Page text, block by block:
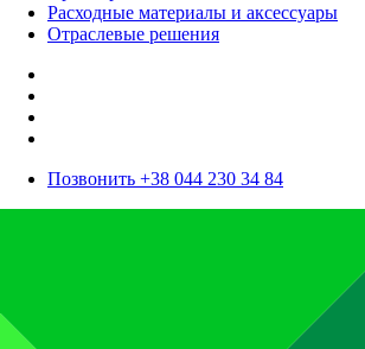
Расходные материалы и аксессуары
Отраслевые решения
Позвонить +38 044 230 34 84